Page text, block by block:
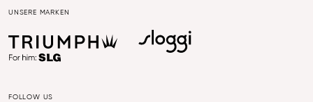
UNSERE MARKEN
FOLLOW US